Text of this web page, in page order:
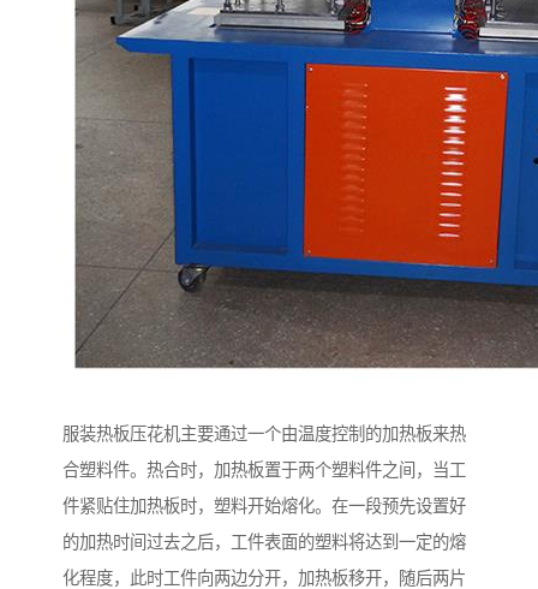
服装热板压花机主要通过一个由温度控制的加热板来热
合塑料件。热合时，加热板置于两个塑料件之间，当工
件紧贴住加热板时，塑料开始熔化。在一段预先设置好
的加热时间过去之后，工件表面的塑料将达到一定的熔
化程度，此时工件向两边分开，加热板移开，随后两片